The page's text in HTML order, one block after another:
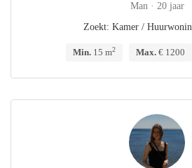
Man · 20 jaar
Zoekt: Kamer /
Min. 15 m2 Max. € 1200